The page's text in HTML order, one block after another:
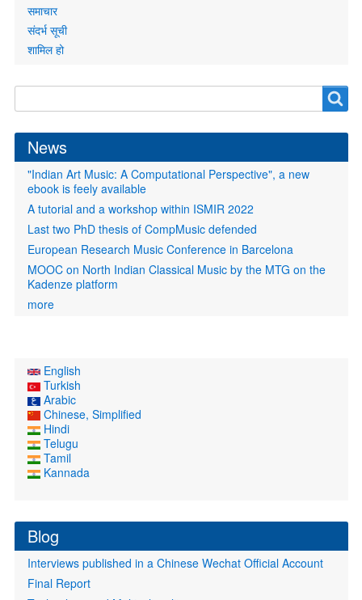
समाचार
संदर्भ सूची
शामिल हो
form
News
"Indian Art Music: A Computational Perspective", a new
ebook is feely available
A tutorial and a workshop within ISMIR 2022
Last two PhD thesis of CompMusic defended
European Research Music Conference in Barcelona
MOOC on North Indian Classical Music by the MTG on the
Kadenze platform
more
English
Turkish
Arabic
Chinese, Simplified
Hindi
Telugu
Tamil
Kannada
Blog
Interviews published in a Chinese Wechat Official Account
Final Report